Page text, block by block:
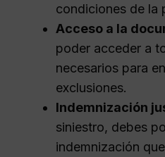
condiciones de la
Acceso a la
poder acceder a
necesarios para
exclusiones.
Indemnización
siniestro, debes
indemnización